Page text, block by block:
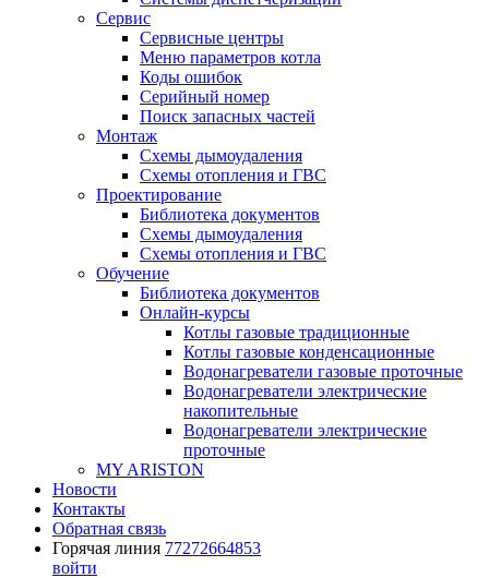
Сервис
Сервисные центры
Меню параметров котла
Коды ошибок
Серийный номер
Поиск запасных частей
Монтаж
Схемы дымоудаления
Схемы отопления и ГВС
Проектирование
Библиотека документов
Схемы дымоудаления
Схемы отопления и ГВС
Обучение
Библиотека документов
Онлайн-курсы
Котлы газовые традиционные
Котлы газовые конденсационные
Водонагреватели газовые проточные
Водонагреватели электрические
накопительные
Водонагреватели электрические
проточные
MY ARISTON
Новости
Контакты
Обратная связь
Горячая линия 77272664853
войти